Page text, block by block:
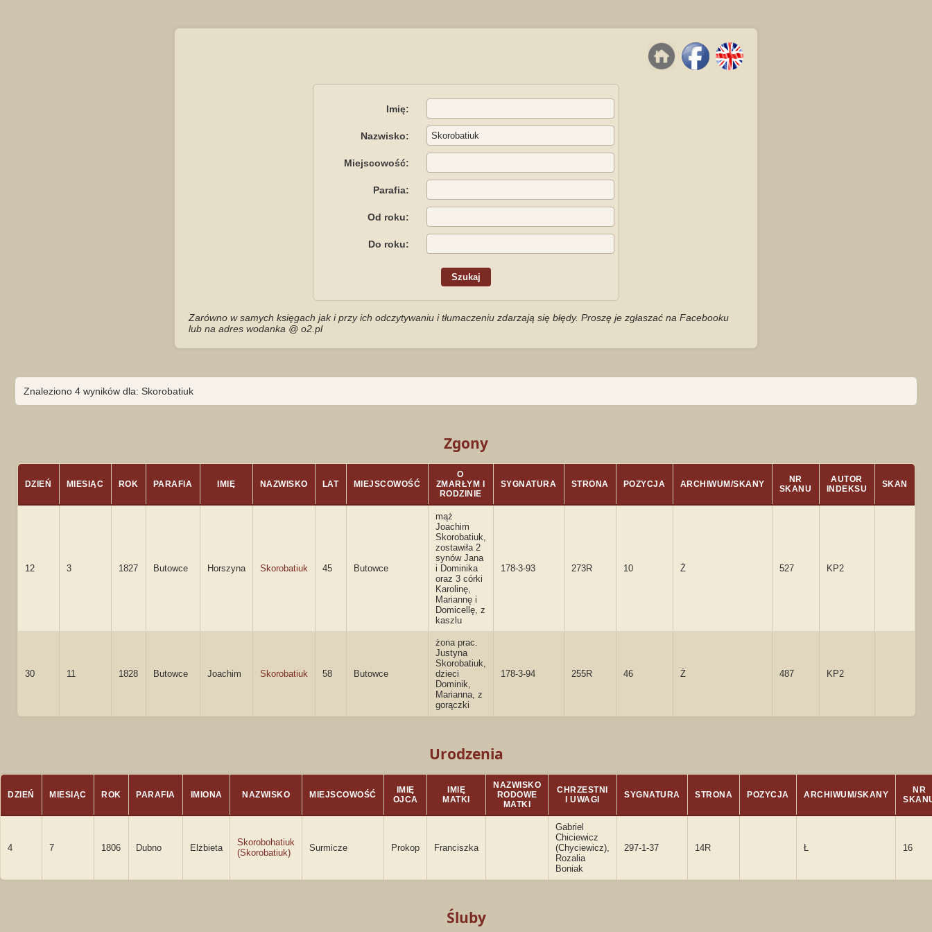
Imię:
Nazwisko:
Miejscowość:
Parafia:
Od roku:
Do roku:
Zarówno w samych księgach jak i przy ich odczytywaniu i tłumaczeniu zdarzają się błędy. Proszę je zgłaszać na Facebooku
lub na adres wodanka @ o2.pl
Znaleziono 4 wyników dla: Skorobatiuk
Zgony
DZIEŃ MIESIĄC ROK PARAFIA IMIĘ NAZWISKO LAT MIEJSCOWOŚĆ
O
ZMARŁYM I
RODZINIE
SYGNATURA STRONA POZYCJA ARCHIWUM/SKANY
NR
SKANU
AUTOR
INDEKSU
SKAN
12 3 1827 Butowce Horszyna Skorobatiuk 45 Butowce
mąż
Joachim
Skorobatiuk,
zostawiła 2
synów Jana
i Dominika
oraz 3 córki
Karolinę,
Mariannę i
Domicellę, z
kaszlu
178-3-93 273R 10 Ż 527 KP2
30 11 1828 Butowce Joachim Skorobatiuk 58 Butowce
żona prac.
Justyna
Skorobatiuk,
dzieci
Dominik,
Marianna, z
gorączki
178-3-94 255R 46 Ż 487 KP2
Urodzenia
DZIEŃ MIESIĄC ROK PARAFIA IMIONA NAZWISKO MIEJSCOWOŚĆ
IMIĘ
OJCA
IMIĘ
MATKI
NAZWISKO
RODOWE
MATKI
CHRZESTNI
I UWAGI
SYGNATURA STRONA POZYCJA ARCHIWUM/SKANY
NR
4 7 1806 Dubno Elżbieta
Skorobohatiuk
(Skorobatiuk)
Surmicze Prokop Franciszka
Gabriel
Chiciewicz
(Chyciewicz),
Rozalia
Boniak
297-1-37 14R Ł 16
Śluby